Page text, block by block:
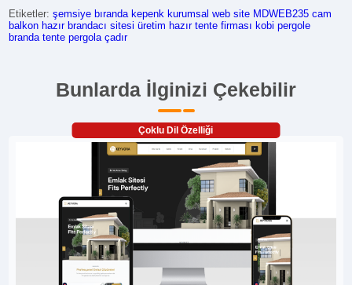
Etiketler:şemsiye bıranda kepenk kurumsal web site MDWEB235 cam
balkon hazır brandacı sitesi üretim hazır tente firması kobi pergole
branda tente pergola çadır
Bunlarda İlginizi Çekebilir
Çoklu Dil Özelliği